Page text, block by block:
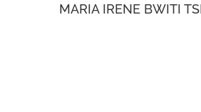
MARIA IRENE BWITI